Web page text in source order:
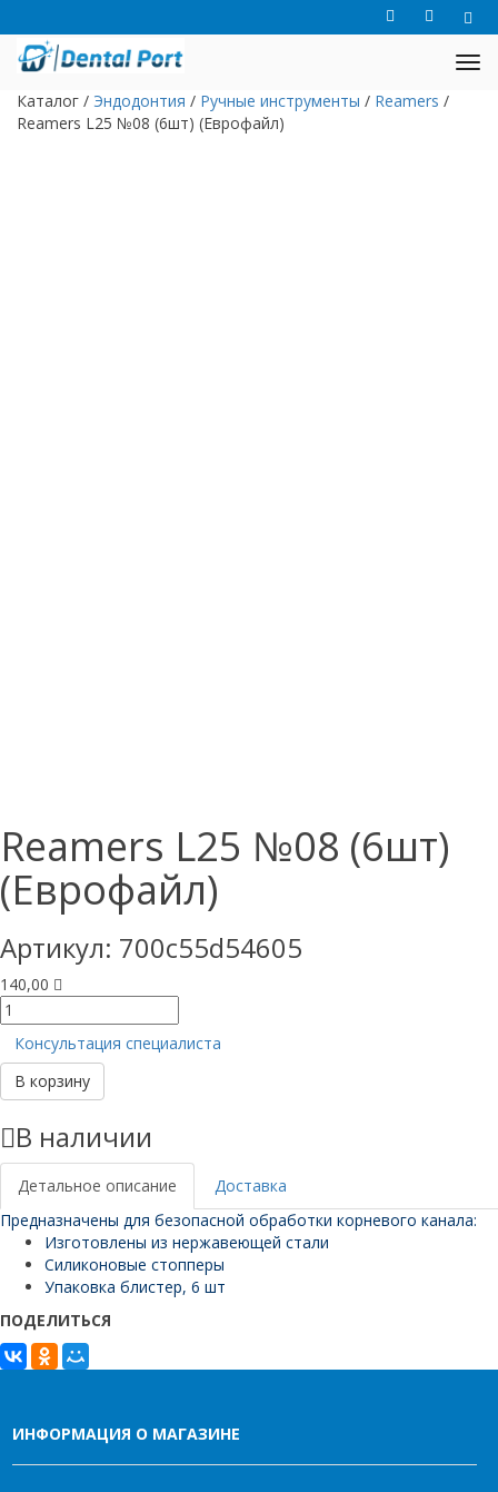
Каталог / Эндодонтия / Ручные инструменты / Reamers /
Reamers L25 №08 (6шт) (Еврофайл)
Reamers L25 №08 (6шт)
(Еврофайл)
Артикул: 700c55d54605
140,00
Количество
товара
Reamers
L25
№08
(Еврофайл)
Консультация специалиста
В корзину
В наличии
Детальное описание
Доставка
Предназначены для безопасной обработки корневого канала:
Изготовлены из нержавеющей стали
Силиконовые стопперы
Упаковка блистер, 6 шт
ПОДЕЛИТЬСЯ
ИНФОРМАЦИЯ О МАГАЗИНЕ